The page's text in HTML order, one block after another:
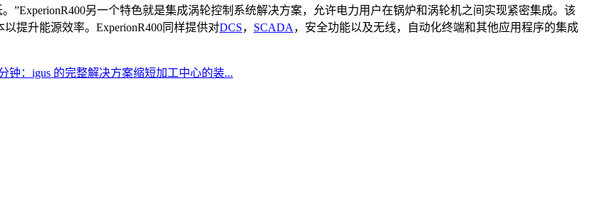
”ExperionR400另一个特色就是集成涡轮控制系统解决方案，允许电力用户在锅炉和涡轮机之间实现紧密集成。该
提升能源效率。ExperionR400同样提供对DCS， SCADA ，安全功能以及无线，自动化终端和其他应用程序的集成
钟：igus 的完整解决方案缩短加工中心的装...